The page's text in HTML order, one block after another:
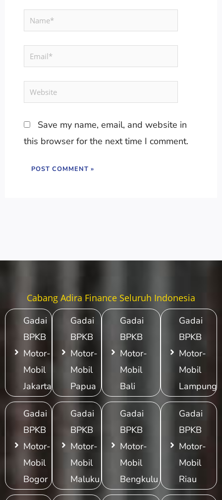
Name*
Email*
Website
Save my name, email, and website in
this browser for the next time I comment.
Cabang Adira Finance Seluruh Indonesia
Gadai
BPKB
Motor-
Mobil
Jakarta
Gadai
BPKB
Motor-
Mobil
Bogor
Gadai
BPKB
Motor-
Mobil
Papua
Gadai
BPKB
Motor-
Mobil
Maluku
Gadai
BPKB
Motor-
Mobil
Bali
Gadai
BPKB
Motor-
Mobil
Bengkulu
Gadai
BPKB
Motor-
Mobil
Lampung
Gadai
BPKB
Motor-
Mobil
Riau